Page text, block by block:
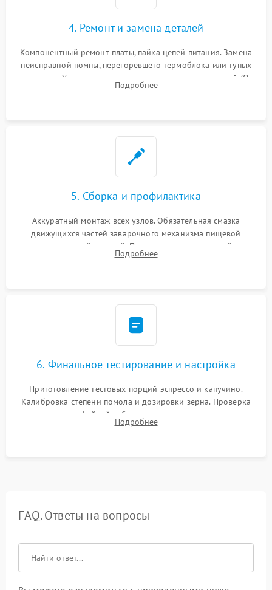
4. Ремонт и замена деталей
Компонентный ремонт платы, пайка цепей питания. Замена
неисправной помпы, перегоревшего термоблока или тупых
жерновов. Установка новых силиконовых уплотнителей (O-
ring) и тефлоновых трубок для надежного устранения
Подробнее
5. Сборка и профилактика
Аккуратный монтаж всех узлов. Обязательная смазка
движущихся частей заварочного механизма пищевой
силиконовой смазкой. Проведение программной
декальцинации и очистки системы от кофейных масел.
Подробнее
6. Финальное тестирование и настройка
Приготовление тестовых порций эспрессо и капучино.
Калибровка степени помола и дозировки зерна. Проверка
плотности кофейной таблетки, температуры напитка и
качества молочной пены. Контроль отсутствия посторонних
Подробнее
FAQ. Ответы на вопросы